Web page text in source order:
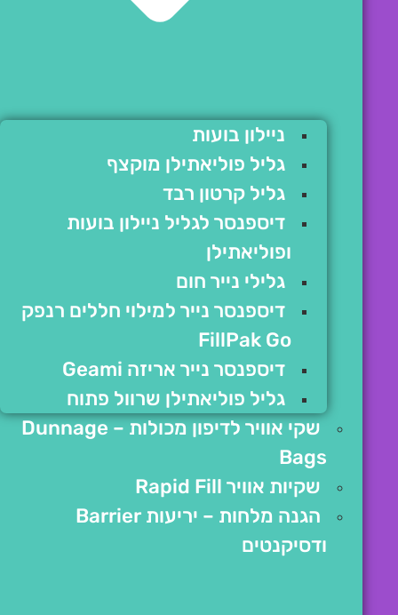
ניילון בועות
גליל פוליאתילן מוקצף
גליל קרטון רבד
דיספנסר לגליל ניילון בועות
ופוליאתילן
גלילי נייר חום
דיספנסר נייר למילוי חללים רנפק
FillPak Go
דיספנסר נייר אריזה Geami
גליל פוליאתילן שרוול פתוח
שקי אוויר לדיפון מכולות – Dunnage
Bags
שקיות אוויר Rapid Fill
הגנה מלחות – יריעות Barrier
ודסיקנטים